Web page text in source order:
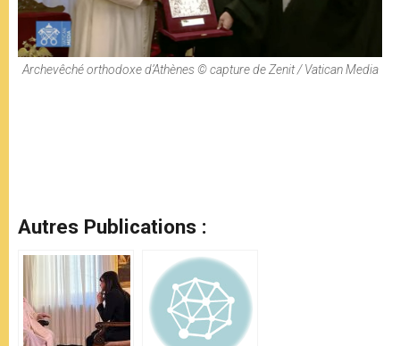
Archevêché orthodoxe d’Athènes © capture de Zenit / Vatican Media
Autres Publications :